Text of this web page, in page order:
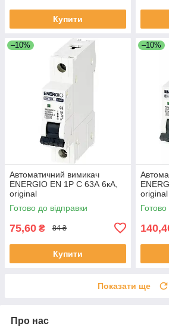
Купити
–10%
Автоматичний вимикач
ENERGIO EN 1P C 63А 6кА,
original
Готово до відправки
75,60 ₴ 84 ₴
Купити
–10%
original
Готово
Показати ще
Про нас